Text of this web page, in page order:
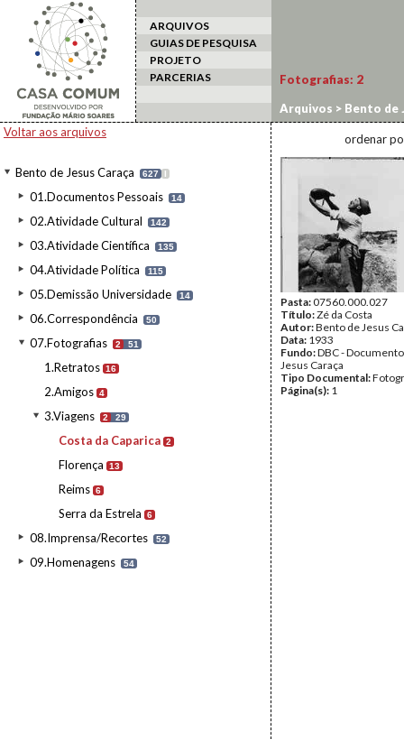
ARQUIVOS
GUIAS DE PESQUISA
PROJETO
PARCERIAS
Voltar aos arquivos
Bento de Jesus Caraça 627 I
01.Documentos Pessoais 14
02.Atividade Cultural 142
03.Atividade Científica 135
04.Atividade Política 115
05.Demissão Universidade 14
06.Correspondência 50
07.Fotografias 2 51
1.Retratos 16
2.Amigos 4
3.Viagens 2 29
Costa da Caparica 2
Florença 13
Reims 6
Serra da Estrela 6
08.Imprensa/Recortes 52
09.Homenagens 54
Fotografias: 2
Arquivos > Bento de
ordenar
Pasta:07560.000.027
Título:Zé da Costa
Autor:Bento de Jesus
Data: 1933
Fundo:DBC -
Jesus Caraça
Tipo Documental:
Página(s): 1